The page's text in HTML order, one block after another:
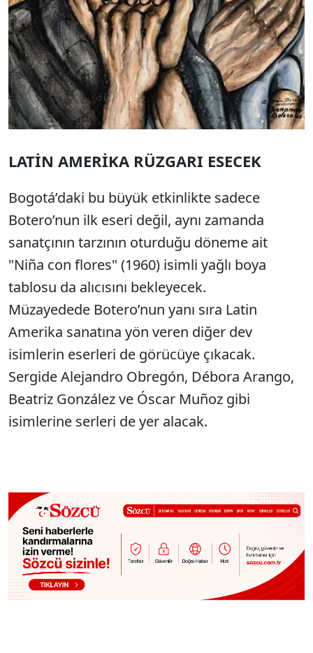
LATİN AMERİKA RÜZGARI ESECEK
Bogotá’daki bu büyük etkinlikte sadece
Botero’nun ilk eseri değil, aynı zamanda
sanatçının tarzının oturduğu döneme ait
"Niña con flores" (1960) isimli yağlı boya
tablosu da alıcısını bekleyecek.
Müzayedede Botero’nun yanı sıra Latin
Amerika sanatına yön veren diğer dev
isimlerin eserleri de görücüye çıkacak.
Sergide Alejandro Obregón, Débora Arango,
Beatriz González ve Óscar Muñoz gibi
isimlerine serleri de yer alacak.